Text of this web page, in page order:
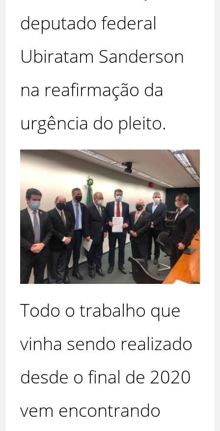
deputado federal
Ubiratam Sanderson
na reafirmação da
urgência do pleito.
Todo o trabalho que
vinha sendo realizado
desde o final de 2020
vem encontrando